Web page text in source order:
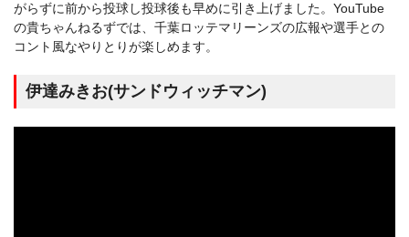
がらずに前から投球し投球後も早めに引き上げました。YouTube
の貴ちゃんねるずでは、千葉ロッテマリーンズの広報や選手との
コント風なやりとりが楽しめます。
伊達みきお(サンドウィッチマン)